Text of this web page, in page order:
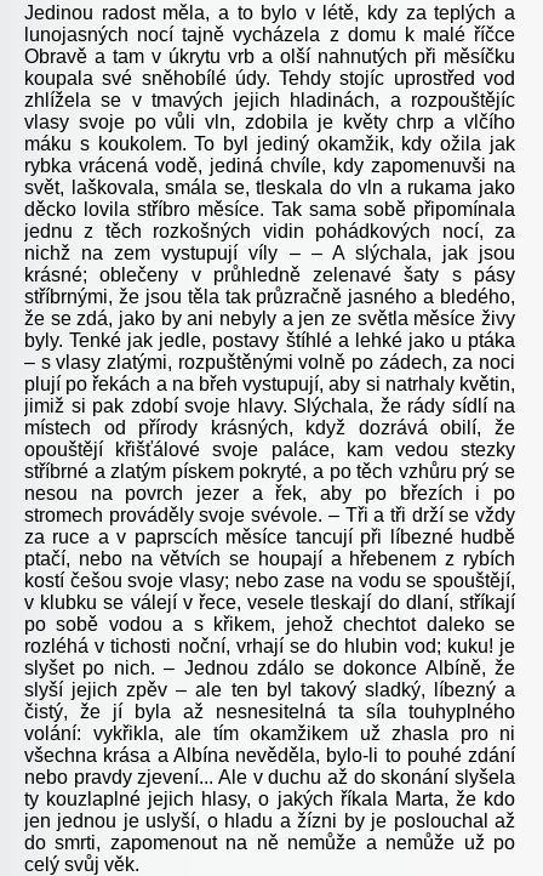
Jedinou radost měla, a to bylo v létě, kdy za teplých a
lunojasných nocí tajně vycházela z domu k malé říčce
Obravě a tam v úkrytu vrb a olší nahnutých při měsíčku
koupala své sněhobílé údy. Tehdy stojíc uprostřed vod
zhlížela se v tmavých jejich hladinách, a rozpouštějíc
vlasy svoje po vůli vln, zdobila je květy chrp a vlčího
máku s koukolem. To byl jediný okamžik, kdy ožila jak
rybka vrácená vodě, jediná chvíle, kdy zapomenuvši na
svět, laškovala, smála se, tleskala do vln a rukama jako
děcko lovila stříbro měsíce. Tak sama sobě připomínala
jednu z těch rozkošných vidin pohádkových nocí, za
nichž na zem vystupují víly – – A slýchala, jak jsou
krásné; oblečeny v průhledně zelenavé šaty s pásy
stříbrnými, že jsou těla tak průzračně jasného a bledého,
že se zdá, jako by ani nebyly a jen ze světla měsíce živy
byly. Tenké jak jedle, postavy štíhlé a lehké jako u ptáka
– s vlasy zlatými, rozpuštěnými volně po zádech, za noci
plují po řekách a na břeh vystupují, aby si natrhaly květin,
jimiž si pak zdobí svoje hlavy. Slýchala, že rády sídlí na
místech od přírody krásných, když dozrává obilí, že
opouštějí křišťálové svoje paláce, kam vedou stezky
stříbrné a zlatým pískem pokryté, a po těch vzhůru prý se
nesou na povrch jezer a řek, aby po březích i po
stromech prováděly svoje svévole. – Tři a tři drží se vždy
za ruce a v paprscích měsíce tancují při líbezné hudbě
ptačí, nebo na větvích se houpají a hřebenem z rybích
kostí češou svoje vlasy; nebo zase na vodu se spouštějí,
v klubku se válejí v řece, vesele tleskají do dlaní, stříkají
po sobě vodou a s křikem, jehož chechtot daleko se
rozléhá v tichosti noční, vrhají se do hlubin vod; kuku! je
slyšet po nich. – Jednou zdálo se dokonce Albíně, že
slyší jejich zpěv – ale ten byl takový sladký, líbezný a
čistý, že jí byla až nesnesitelná ta síla touhyplného
volání: vykřikla, ale tím okamžikem už zhasla pro ni
všechna krása a Albína nevěděla, bylo-li to pouhé zdání
nebo pravdy zjevení... Ale v duchu až do skonání slyšela
ty kouzlaplné jejich hlasy, o jakých říkala Marta, že kdo
jen jednou je uslyší, o hladu a žízni by je poslouchal až
do smrti, zapomenout na ně nemůže a nemůže už po
celý svůj věk.